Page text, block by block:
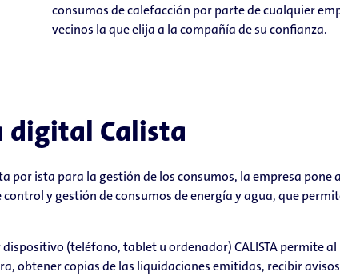
consumos de calefacción por parte de cualquier
vecinos la que elija a la compañía de su confianza.
digital Calista
por ista para la gestión de los consumos, la empresa pone
y gestión de consumos de energía y agua, que
dispositivo (teléfono, tablet u ordenador) CALISTA permite
obtener copias de las liquidaciones emitidas, recibir